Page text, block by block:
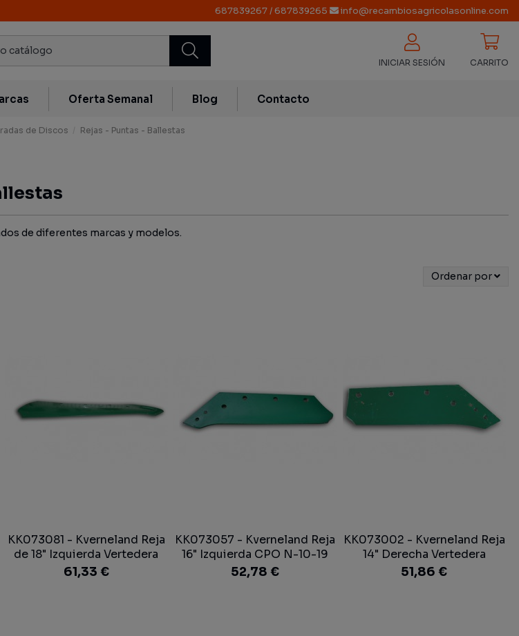
687839267/687839265 info@recambiosagricolasonline.com
INICIAR SESIÓN CARRITO
Oferta Semanal Blog Contacto
de Discos Rejas - Puntas - Ballestas
de diferentes marcas y modelos.
Ordenar por
KK073081 - Kverneland Reja
de 18" Izquierda Vertedera
61,33 €
KK073057 - Kverneland Reja
16" Izquierda CPO N-10-19
Arado
52,78 €
KK073002 - Kverneland Reja
14" Derecha Vertedera
51,86 €